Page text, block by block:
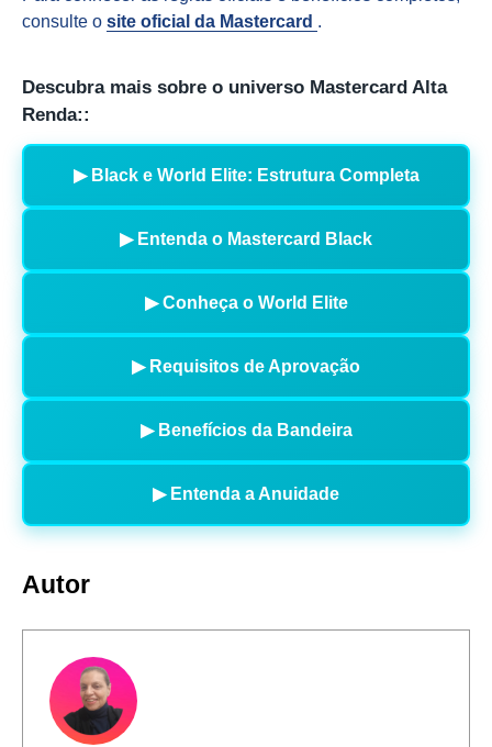
consulte o site oficial da Mastercard .
Descubra mais sobre o universo Mastercard Alta
Renda::
▶ Black e World Elite: Estrutura Completa
▶ Entenda o Mastercard Black
▶ Conheça o World Elite
▶ Requisitos de Aprovação
▶ Benefícios da Bandeira
▶ Entenda a Anuidade
Autor